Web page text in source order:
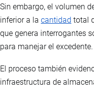
Sin embargo, el volumen
inferior a la cantidad total
que genera interrogantes
para manejar el excedente.
El proceso también
infraestructura de